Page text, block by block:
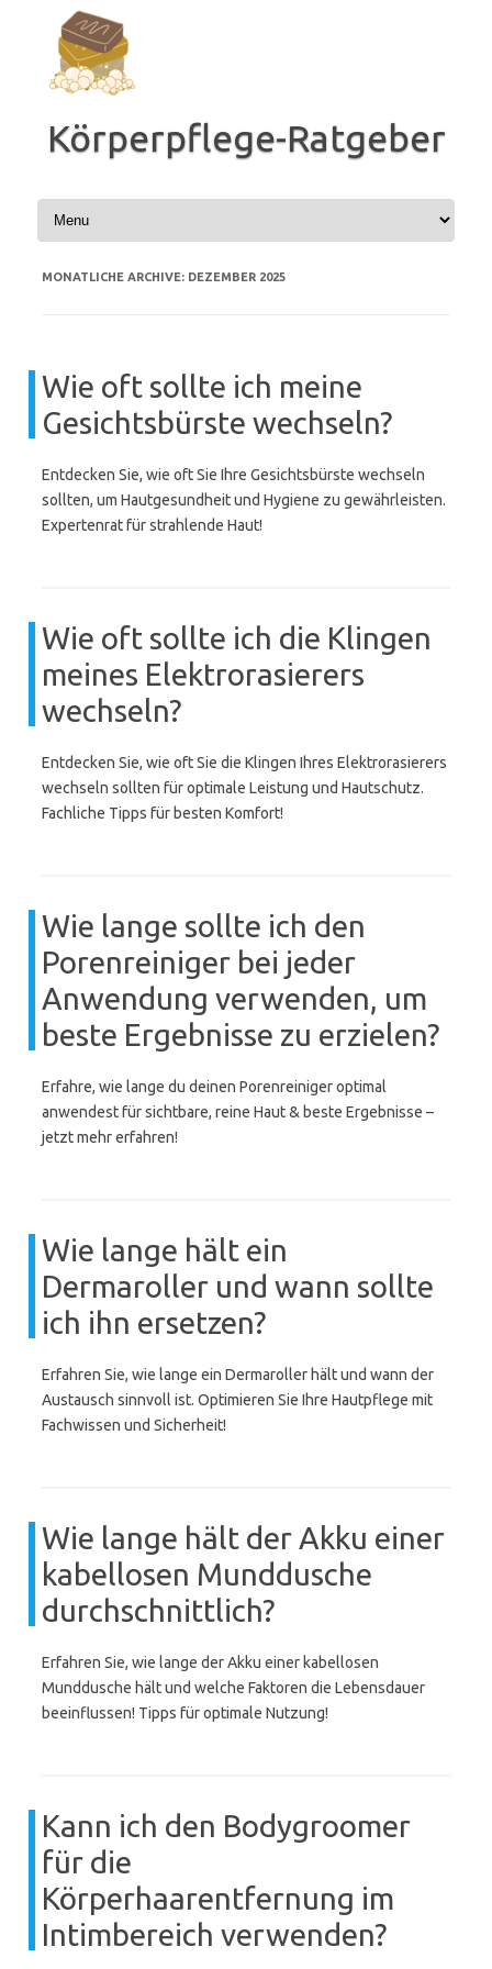
Inhalt
springen
Körperpflege-Ratgeber
MONATLICHE ARCHIVE: DEZEMBER 2025
Wie oft sollte ich meine
Gesichtsbürste wechseln?
Entdecken Sie, wie oft Sie Ihre Gesichtsbürste wechseln
sollten, um Hautgesundheit und Hygiene zu gewährleisten.
Expertenrat für strahlende Haut!
Wie oft sollte ich die Klingen
meines Elektrorasierers
wechseln?
Entdecken Sie, wie oft Sie die Klingen Ihres Elektrorasierers
wechseln sollten für optimale Leistung und Hautschutz.
Fachliche Tipps für besten Komfort!
Wie lange sollte ich den
Porenreiniger bei jeder
Anwendung verwenden, um
beste Ergebnisse zu erzielen?
Erfahre, wie lange du deinen Porenreiniger optimal
anwendest für sichtbare, reine Haut & beste Ergebnisse –
jetzt mehr erfahren!
Wie lange hält ein
Dermaroller und wann sollte
ich ihn ersetzen?
Erfahren Sie, wie lange ein Dermaroller hält und wann der
Austausch sinnvoll ist. Optimieren Sie Ihre Hautpflege mit
Fachwissen und Sicherheit!
Wie lange hält der Akku einer
kabellosen Munddusche
durchschnittlich?
Erfahren Sie, wie lange der Akku einer kabellosen
Munddusche hält und welche Faktoren die Lebensdauer
beeinflussen! Tipps für optimale Nutzung!
Kann ich den Bodygroomer
für die
Körperhaarentfernung im
Intimbereich verwenden?